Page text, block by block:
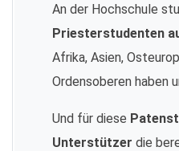
An der Hochschule
Priesterstudenten
Afrika, Asien,
Ordensoberen haben
Und für diese
Unterstützer die